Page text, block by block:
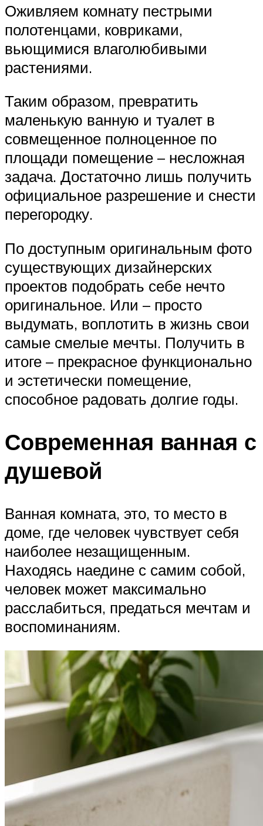
Оживляем комнату пестрыми
полотенцами, ковриками,
вьющимися влаголюбивыми
растениями.
Таким образом, превратить
маленькую ванную и туалет в
совмещенное полноценное по
площади помещение – несложная
задача. Достаточно лишь получить
официальное разрешение и снести
перегородку.
По доступным оригинальным фото
существующих дизайнерских
проектов подобрать себе нечто
оригинальное. Или – просто
выдумать, воплотить в жизнь свои
самые смелые мечты. Получить в
итоге – прекрасное функционально
и эстетически помещение,
способное радовать долгие годы.
Современная ванная с
душевой
Ванная комната, это, то место в
доме, где человек чувствует себя
наиболее незащищенным.
Находясь наедине с самим собой,
человек может максимально
расслабиться, предаться мечтам и
воспоминаниям.